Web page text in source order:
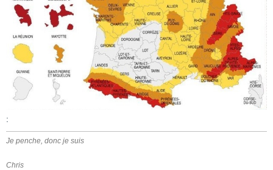
:
Je penche, donc je suis
Chris